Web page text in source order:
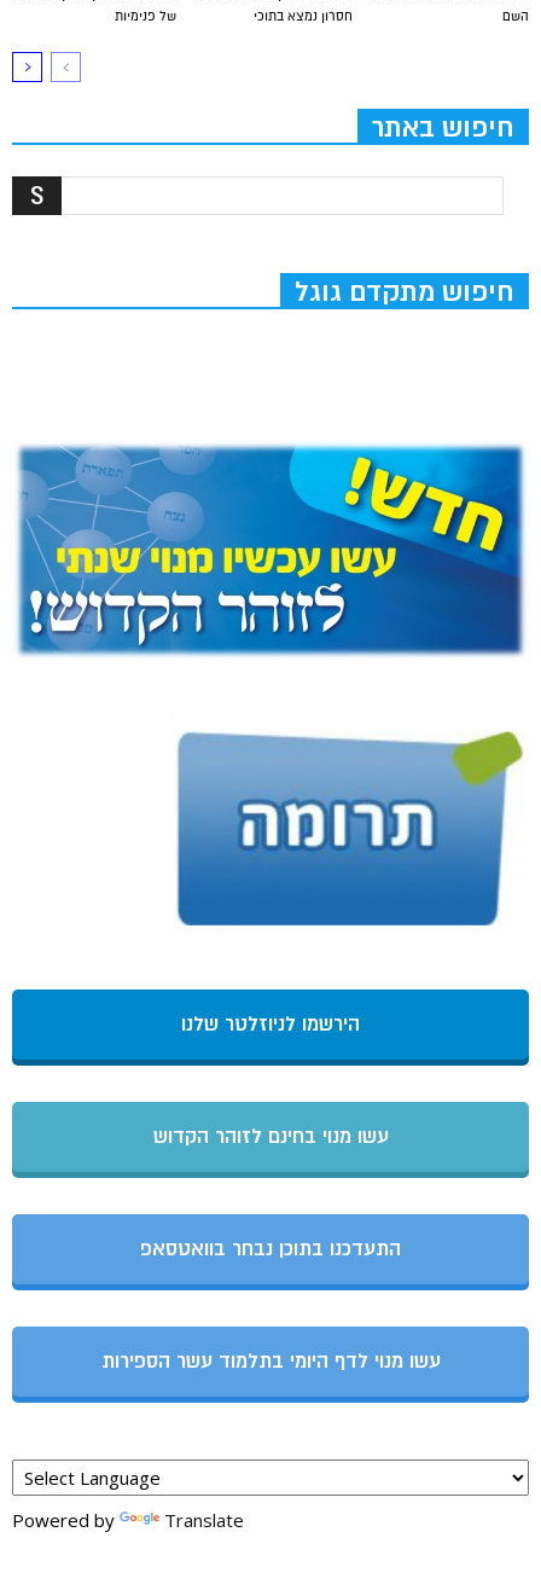
של פנימיות
חסרון נמצא בתוכי
השם
חיפוש באתר
חיפוש מתקדם גוגל
הירשמו לניוזלטר שלנו
עשו מנוי בחינם לזוהר הקדוש
התעדכנו בתוכן נבחר בוואטסאפ
עשו מנוי לדף היומי בתלמוד עשר הספירות
Powered by Translate